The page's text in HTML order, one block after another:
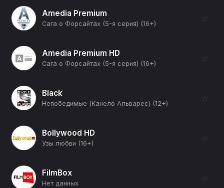
Amedia Premium
Сага о Форсайтах (5-я серия) (16+)
☆
Amedia Premium HD
Сага о Форсайтах (5-я серия) (16+)
☆
Black
Непобедимые (Канело Альварес) (12+)
☆
Bollywood HD
Узы любви (16+)
☆
FilmBox
Нет данных
☆